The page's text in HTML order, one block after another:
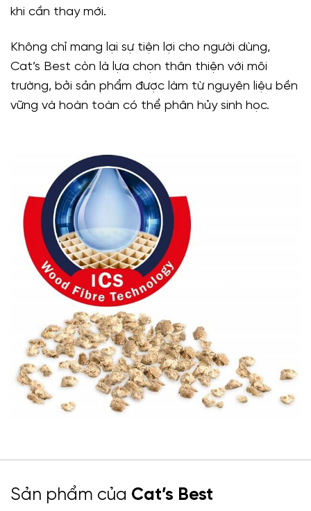
khi cần thay mới.
Không chỉ mang lại sự tiện lợi cho người dùng,
Cat’s Best còn là lựa chọn thân thiện với môi
trường, bởi sản phẩm được làm từ nguyên liệu bền
vững và hoàn toàn có thể phân hủy sinh học.
Sản phẩm của Cat’s Best